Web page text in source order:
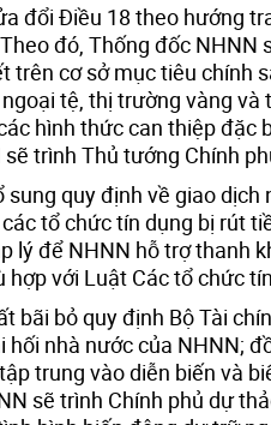
đổi Điều 18 theo hướng
đó, Thống đốc NHNN
trên cơ sở mục tiêu chính
tệ, thị trường vàng và
hình thức can thiệp đặc
trình Thủ tướng Chính
sung quy định về giao
tổ chức tín dụng bị rút
lý để NHNN hỗ trợ thanh
với Luật Các tổ chức
bãi bỏ quy định Bộ Tài
hối nhà nước của NHNN;
trung vào diễn biến và
sẽ trình Chính phủ dự